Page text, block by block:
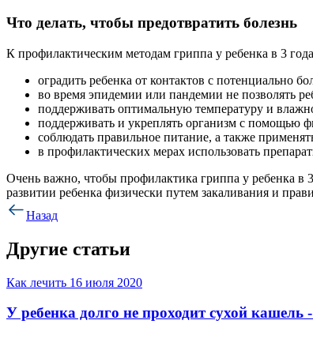
Что делать, чтобы предотвратить болезнь
К профилактическим методам гриппа у ребенка в 3
оградить ребенка от контактов с потенциально
во время эпидемии или пандемии не позволять
поддерживать оптимальную температуру и
поддерживать и укреплять организм с помощью
соблюдать правильное питание, а также
в профилактических мерах использовать
Очень важно, чтобы профилактика гриппа у ребенка в
развитии ребенка физически путем закаливания и
Назад
Другие статьи
Как лечить 16 июля 2020
У ребенка долго не проходит сухой